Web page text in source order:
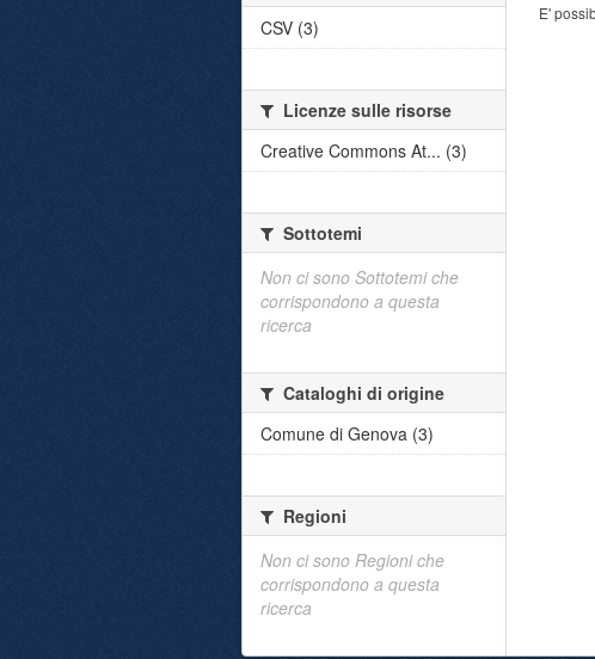
E'
CSV (3)
Licenze sulle risorse
Creative Commons At... (3)
Sottotemi
Non ci sono Sottotemi che
corrispondono a questa
ricerca
Cataloghi di origine
Comune di Genova (3)
Regioni
Non ci sono Regioni che
corrispondono a questa
ricerca